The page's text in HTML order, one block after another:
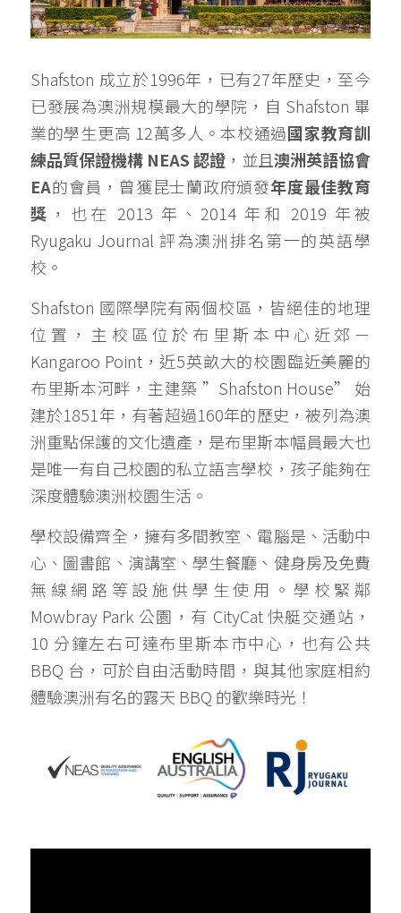
Shafston 成立於1996年，已有27年歷史，至今
已發展為澳洲規模最大的學院，自 Shafston 畢
業的學生更高 12萬多人。本校通過國家教育訓
練品質保證機構 NEAS 認證 ，並且澳洲英語協會
EA的會員，曾獲昆士蘭政府頒發年度最佳教育
獎 ，也在 2013 年、2014 年和 2019 年被
Ryugaku Journal 評為澳洲排名第一的英語學
校。
Shafston 國際學院有兩個校區，皆絕佳的地理
位置，主校區位於布里斯本中心近郊－
Kangaroo Point，近5英畝大的校園臨近美麗的
布里斯本河畔，主建築 ”Shafston House” 始
建於1851年，有著超過160年的歷史，被列為澳
洲重點保護的文化遺產，是布里斯本幅員最大也
是唯一有自己校園的私立語言學校，孩子能夠在
深度體驗澳洲校園生活。
學校設備齊全，擁有多間教室、電腦是、活動中
心、圖書館、演講室、學生餐廳、健身房及免費
無線網路等設施供學生使用。學校緊鄰
Mowbray Park 公園，有 CityCat 快艇交通站，
10 分鐘左右可達布里斯本市中心，也有公共
BBQ 台，可於自由活動時間，與其他家庭相約
體驗澳洲有名的露天 BBQ 的歡樂時光！